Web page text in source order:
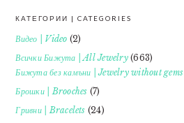
FOOTER
КАТЕГОРИИ | CATEGORIES
Видео | Video (2)
Всички Бижута | All Jewelry(663)
Бижута без камъни | Jewelry without gems
Брошки | Brooches (7)
Гривни | Bracelets (24)